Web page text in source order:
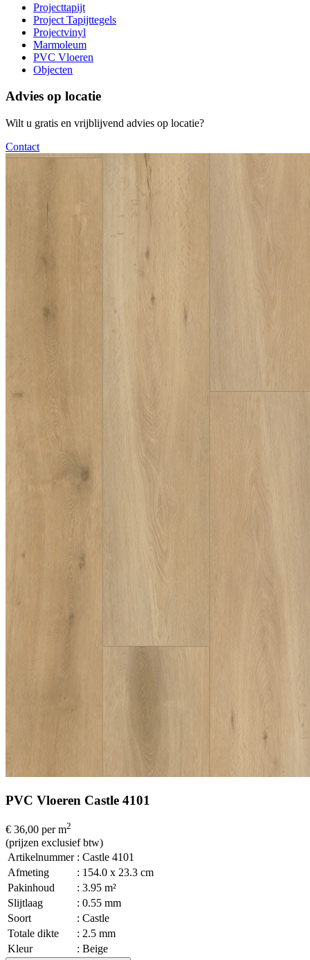
Projecttapijt
Project Tapijttegels
Projectvinyl
Marmoleum
PVC Vloeren
Objecten
Advies op locatie
Wilt u gratis en vrijblijvend advies op locatie?
Contact
PVC Vloeren Castle 4101
€ 36,00 per m2
(prijzen exclusief btw)
Artikelnummer : Castle 4101
Afmeting
: 154.0 x 23.3 cm
Pakinhoud
: 3.95 m²
Slijtlaag
: 0.55 mm
Soort
: Castle
Totale dikte
: 2.5 mm
Kleur
: Beige